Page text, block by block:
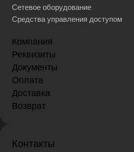
Сетевое оборудование
Средства управления доступом
Компания
Реквизиты
Документы
Оплата
Доставка
Возврат
Контакты